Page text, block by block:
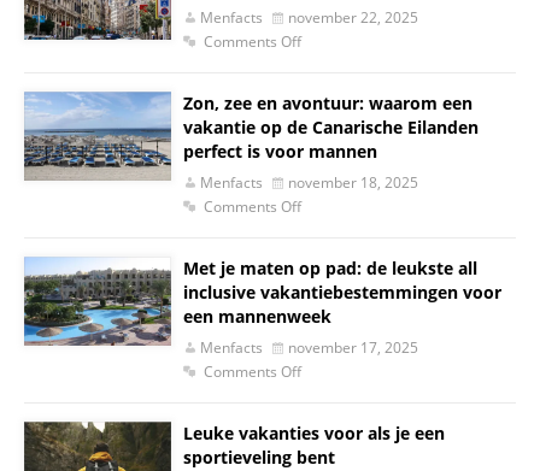
Menfacts
november 22, 2025
Comments Off
Zon, zee en avontuur: waarom een
vakantie op de Canarische Eilanden
perfect is voor mannen
Menfacts
november 18, 2025
Comments Off
Met je maten op pad: de leukste all
inclusive vakantiebestemmingen voor
een mannenweek
Menfacts
november 17, 2025
Comments Off
Leuke vakanties voor als je een
sportieveling bent